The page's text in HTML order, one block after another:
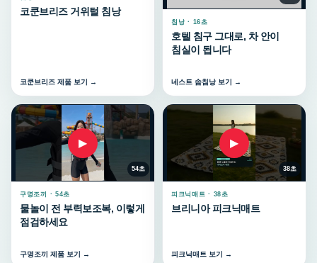
코쿤브리즈 거위털 침낭
코쿤브리즈 제품 보기 →
침낭 · 16초
호텔 침구 그대로, 차 안이
침실이 됩니다
네스트 솜침낭 보기 →
▶
54초
구명조끼 · 54초
물놀이 전 부력보조복, 이렇게
점검하세요
구명조끼 제품 보기 →
▶
38초
피크닉매트 · 38초
브리니아 피크닉매트
피크닉매트 보기 →